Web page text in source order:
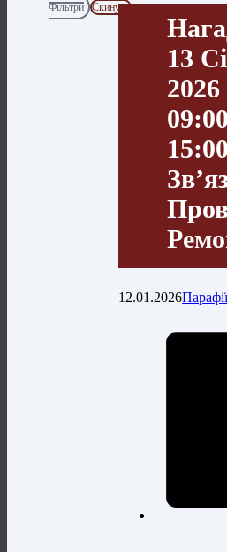
Фільтри
Скинути
13
12.01.2026